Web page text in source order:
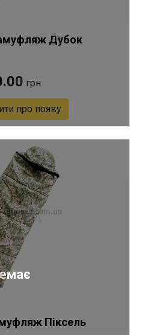
Дубок
грн.
про появу
Піксель